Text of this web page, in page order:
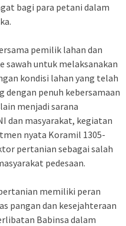
bagi para petani dalam
pemilik lahan dan
sawah untuk melaksanakan
kondisi lahan yang telah
penuh kebersamaan
menjadi sarana
dan masyarakat, kegiatan
nyata Koramil 1305-
pertanian sebagai salah
pedesaan.
memiliki peran
pangan dan kesejahteraan
Babinsa dalam